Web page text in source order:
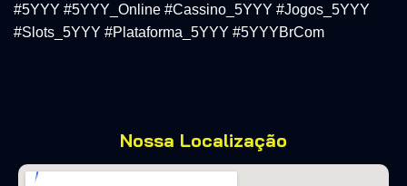
#5YYY #5YYY_Online #Cassino_5YYY #Jogos_5YYY
#Slots_5YYY #Plataforma_5YYY #5YYYBrCom
Nossa Localização